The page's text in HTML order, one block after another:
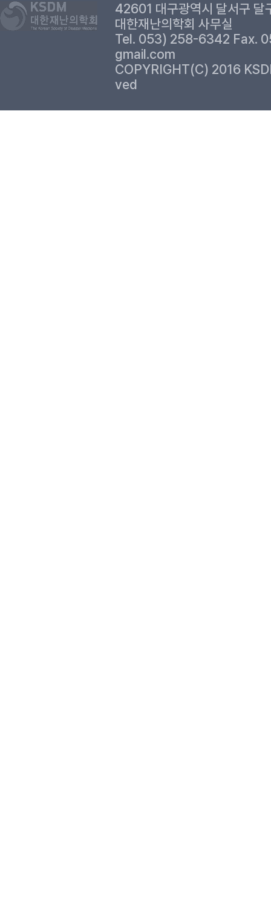
42601 대구광역시 달서구 달
대한재난의학회 사무실
Tel. 053) 258-6342 Fax.
gmail.com
COPYRIGHT(C) 2016
ved